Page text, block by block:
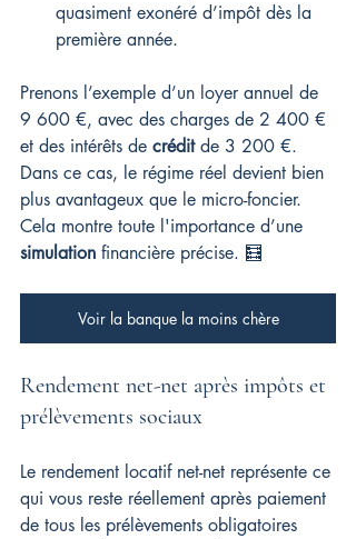
quasiment exonéré d’impôt dès la
première année.
Prenons l’exemple d’un loyer annuel de
9 600 €, avec des charges de 2 400 €
et des intérêts de crédit de 3 200 €.
Dans ce cas, le régime réel devient bien
plus avantageux que le micro-foncier.
Cela montre toute l'importance d’une
simulation financière précise. 🧮
Voir la banque la moins chère
Rendement net-net après impôts et
prélèvements sociaux
Le rendement locatif net-net représente ce
qui vous reste réellement après paiement
de tous les prélèvements obligatoires